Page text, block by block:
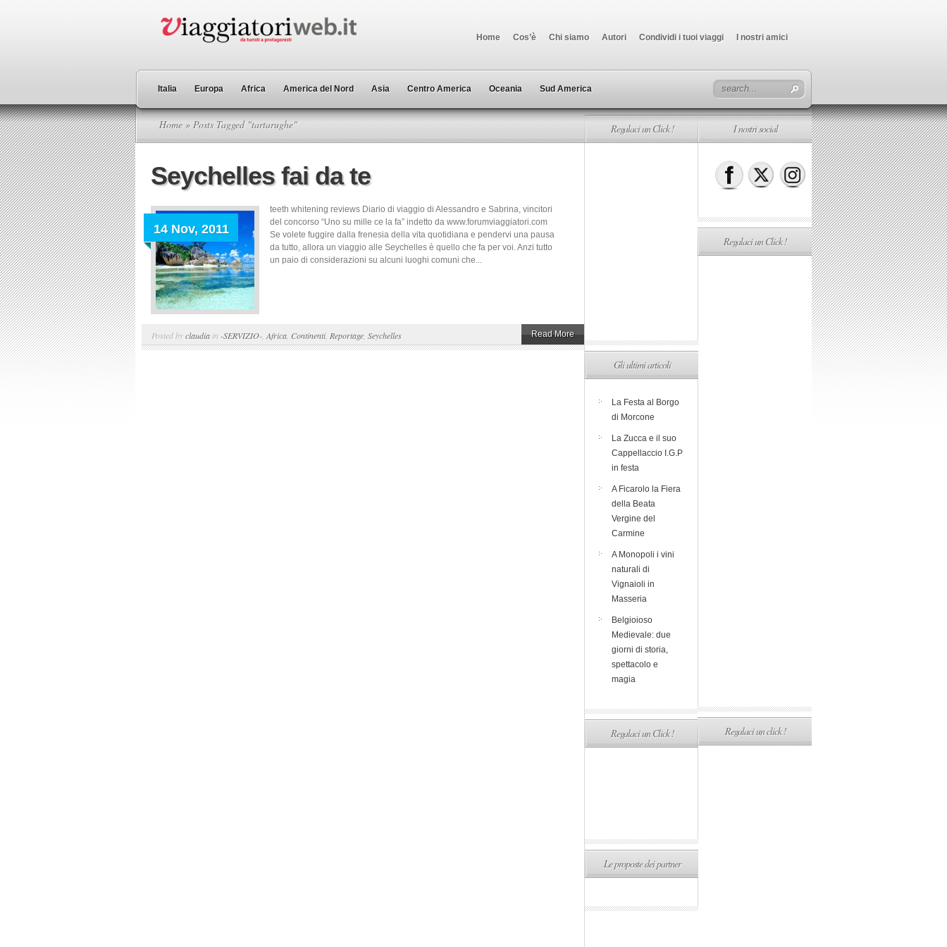
Home Cos’è Chi siamo Autori Condividi i tuoi viaggi I nostri amici
Italia Europa Africa America del Nord Asia Centro America Oceania Sud America
Home » Posts Tagged "tartarughe"
Seychelles fai da te
14 Nov, 2011
teeth whitening reviews Diario di viaggio di Alessandro e Sabrina, vincitori
del concorso “Uno su mille ce la fa” indetto da www.forumviaggiatori.com
Se volete fuggire dalla frenesia della vita quotidiana e pendervi una pausa
da tutto, allora un viaggio alle Seychelles è quello che fa per voi. Anzi tutto
un paio di considerazioni su alcuni luoghi comuni che...
Posted byclaudia in -SERVIZIO- Africa Continenti, Reportage Seychelles Read More
Regalaci un Click !
Gli ultimi articoli
La Festa al Borgo
di Morcone
La Zucca e il suo
Cappellaccio I.G.P
in festa
A Ficarolo la Fiera
della Beata
Vergine del
Carmine
A Monopoli i vini
naturali di
Vignaioli in
Masseria
Belgioioso
Medievale: due
giorni di storia,
spettacolo e
magia
Regalaci un Click !
Le proposte dei partner
I nostri social
Regalaci un Click !
Regalaci un click !